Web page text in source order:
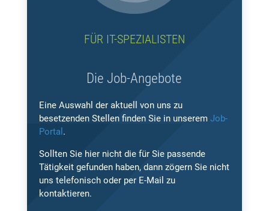
FÜR IT-SPEZIALISTEN
Die Job-Angebote
Eine Auswahl der aktuell von uns zu
besetzenden Stellen finden Sie in unserem Job-
Portal .
Sollten Sie hier nicht die für Sie passende
Tätigkeit gefunden haben, dann zögern Sie nicht
uns telefonisch oder per E-Mail zu
kontaktieren.